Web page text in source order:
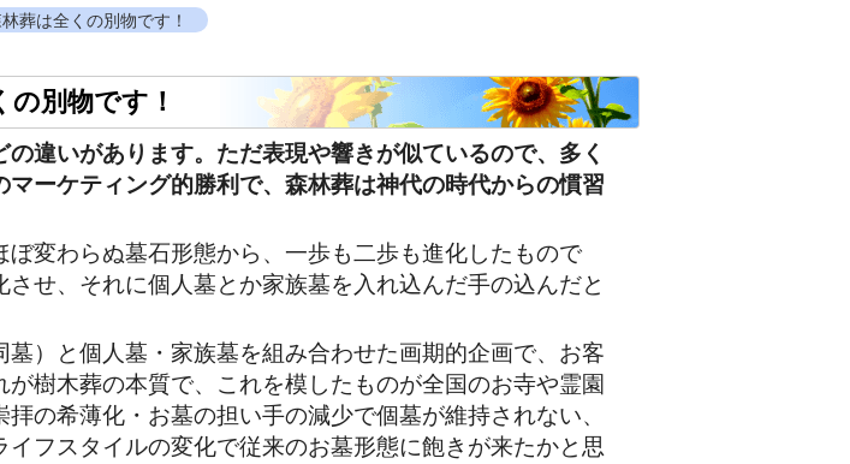
葬は全くの別物です！
別物です！
違いがあります。ただ表現や響きが似ているので、多く
ーケティング的勝利で、森林葬は神代の時代からの慣習
変わらぬ墓石形態から、一歩も二歩も進化したもので
せ、それに個人墓とか家族墓を入れ込んだ手の込んだと
）と個人墓・家族墓を組み合わせた画期的企画で、お客
樹木葬の本質で、これを模したものが全国のお寺や霊園
の希薄化・お墓の担い手の減少で個墓が維持されない、
フスタイルの変化で従来のお墓形態に飽きが来たかと思